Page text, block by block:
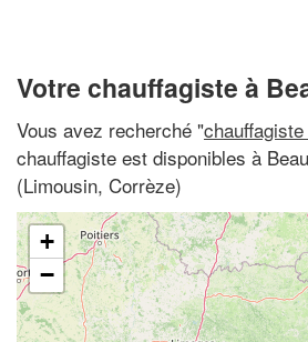
Votre chauffagiste à
Vous avez recherché "
chauffagiste est disponibles à
(Limousin, Corrèze)
+
−